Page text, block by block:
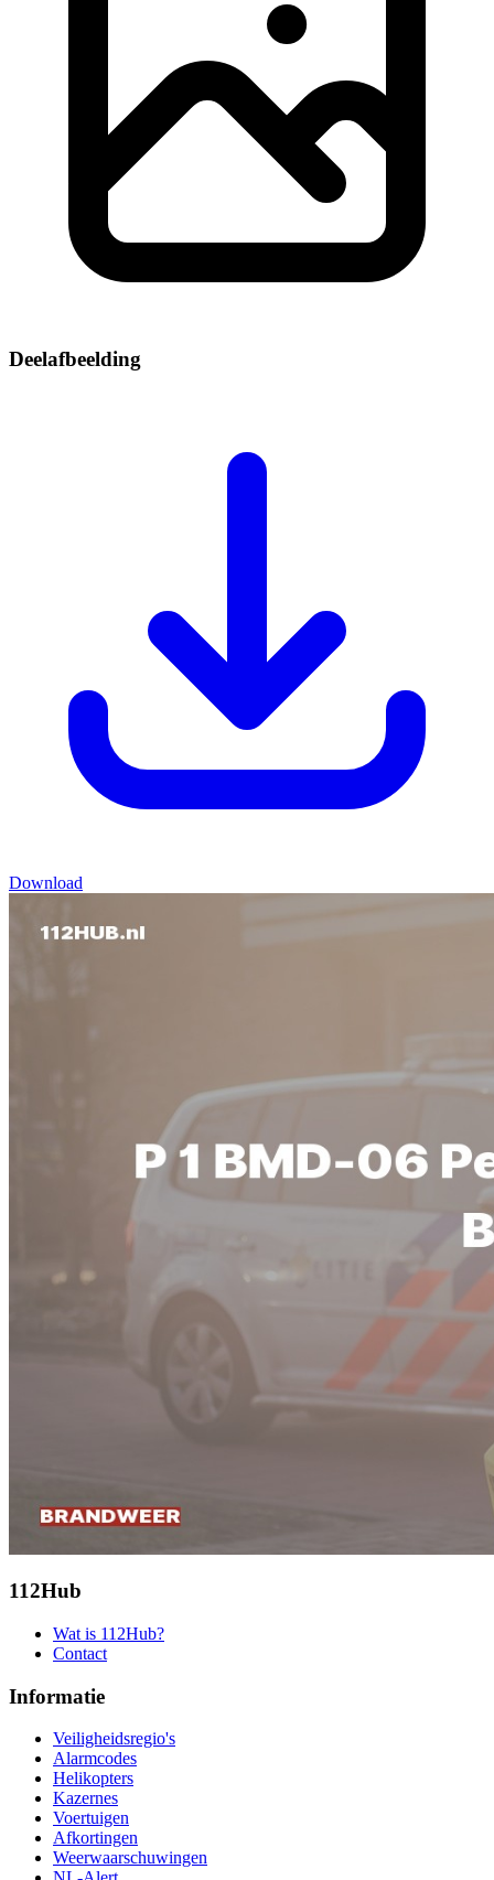
Deelafbeelding
Download
112Hub
Wat is 112Hub?
Contact
Informatie
Veiligheidsregio's
Alarmcodes
Helikopters
Kazernes
Voertuigen
Afkortingen
Weerwaarschuwingen